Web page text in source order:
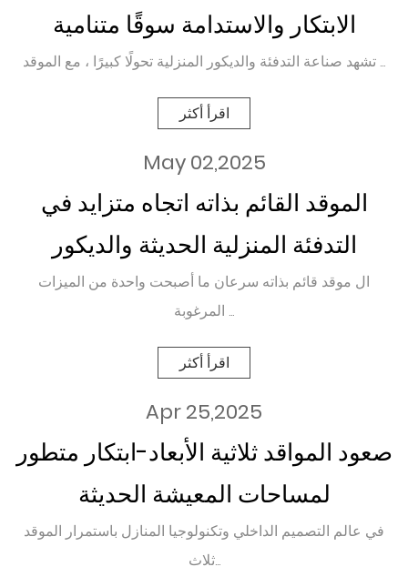
الابتكار والاستدامة سوقًا متنامية
تشهد صناعة التدفئة والديكور المنزلية تحولًا كبيرًا ، مع الموقد ...
اقرأ أكثر
May 02,2025
الموقد القائم بذاته اتجاه متزايد في
التدفئة المنزلية الحديثة والديكور
ال موقد قائم بذاته سرعان ما أصبحت واحدة من الميزات
المرغوبة ...
اقرأ أكثر
Apr 25,2025
صعود المواقد ثلاثية الأبعاد-ابتكار متطور
لمساحات المعيشة الحديثة
في عالم التصميم الداخلي وتكنولوجيا المنازل باستمرار الموقد
ثلاث...